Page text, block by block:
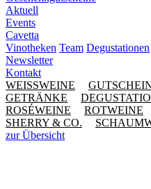
Aktuell
Events
Cavetta
Vinotheken Team Degustationen
Newsletter
Kontakt
WEISSWEINE
GETRÄNKE
ROSÉWEINE
ROTWEINE
SHERRY & CO.
zur Übersicht